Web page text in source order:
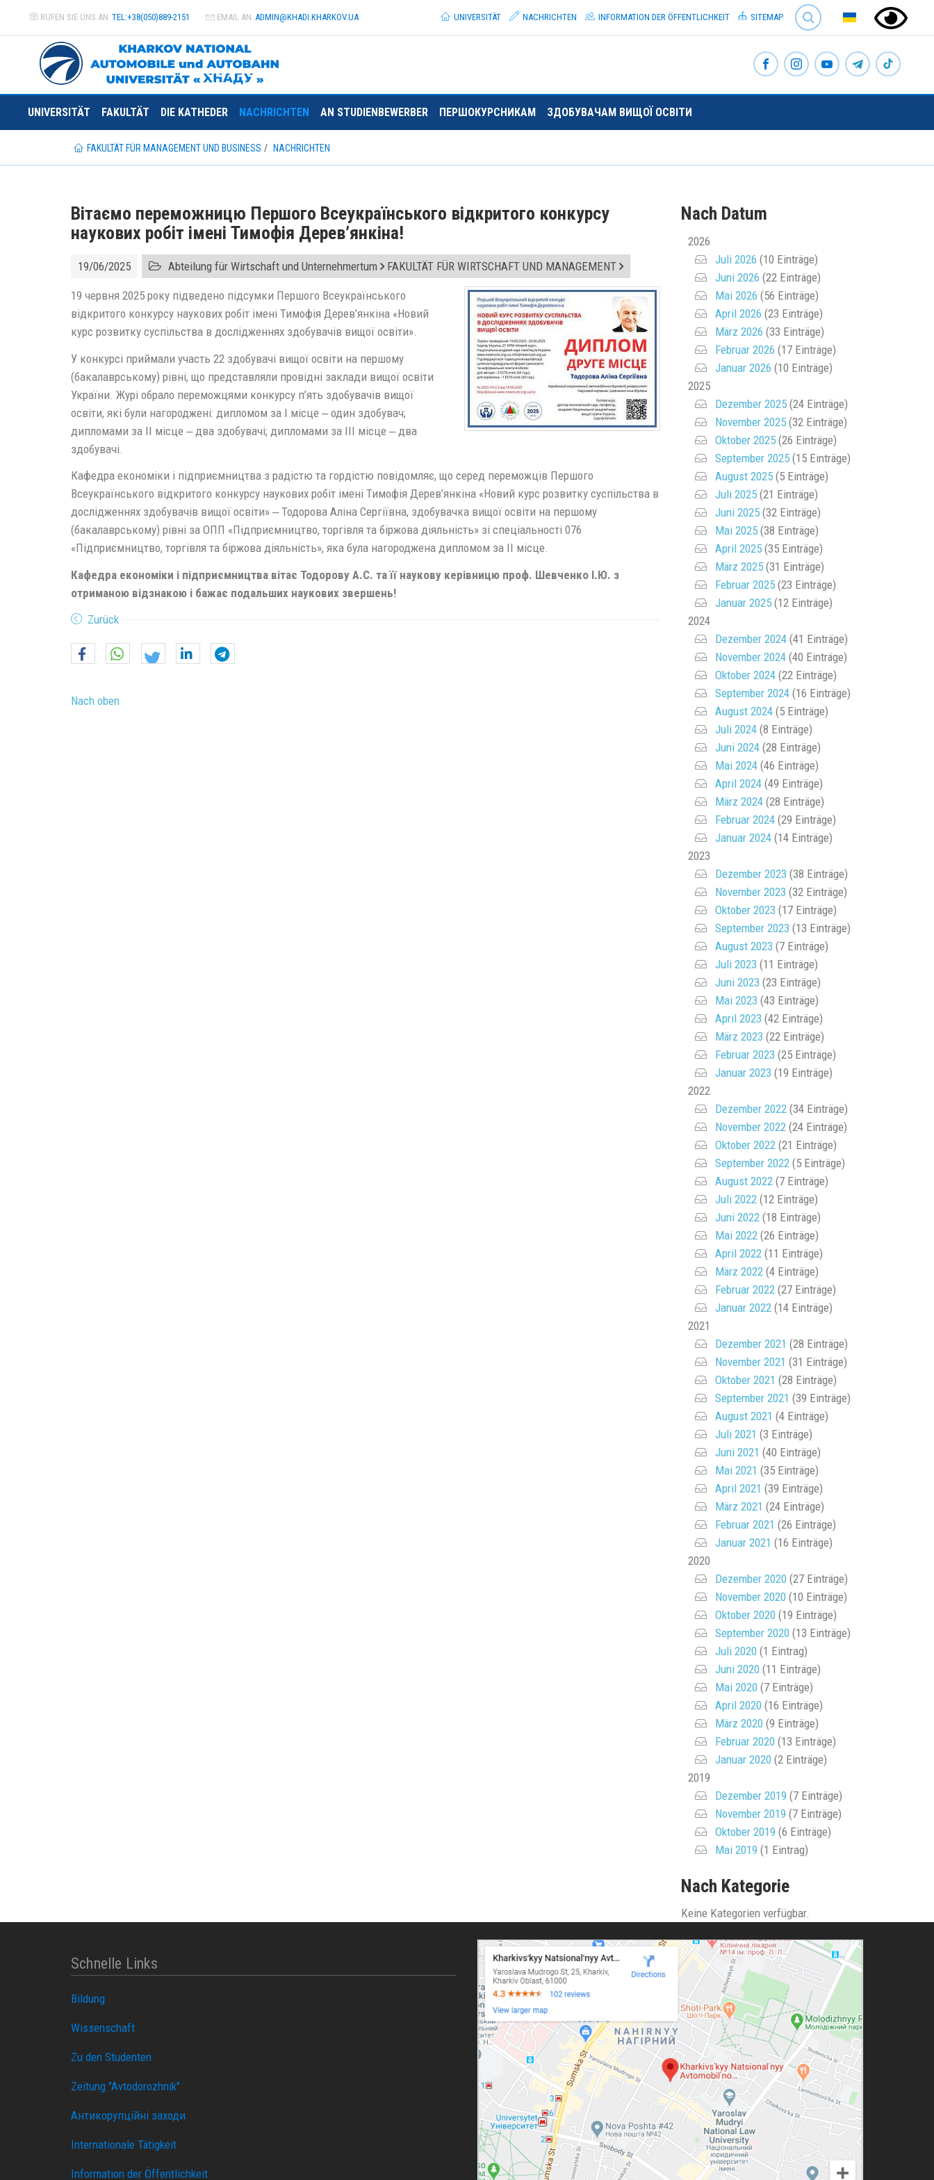
RUFEN SIE UNS AN TEL:+38(050)889-2151 EMAIL AN ADMIN@KHADI.KHARKOV.UA
SEARCH
UNIVERSITÄT
NACHRICHTEN INFORMATION DER ÖFFENTLICHKEIT SITEMAP
UNIVERSITÄT FAKULTÄT DIE KATHEDER NACHRICHTEN AN STUDIENBEWERBER ПЕРШОКУРСНИКАМ ЗДОБУВАЧАМ ВИЩОЇ ОСВІТИ
FAKULTÄT FÜR MANAGEMENT UND BUSINESS NACHRICHTEN
Вітаємо переможницю Першого Всеукраїнського відкритого конкурсу
наукових робіт імені Тимофія Дерев’янкіна!
19/06/2025 Abteilung für Wirtschaft und Unternehmertum FAKULTÄT FÜR WIRTSCHAFT UND MANAGEMENT
19 червня 2025 року підведено підсумки Першого Всеукраїнського
відкритого конкурсу наукових робіт імені Тимофія Дерев’янкіна «Новий
курс розвитку суспільства в дослідженнях здобувачів вищої освіти».
У конкурсі приймали участь 22 здобувачі вищої освіти на першому
(бакалаврському) рівні, що представляли провідні заклади вищої освіти
України. Журі обрало переможцями конкурсу п’ять здобувачів вищої
освіти, які були нагороджені: дипломом за І місце ‒ один здобувач;
дипломами за ІІ місце ‒ два здобувачі; дипломами за ІІІ місце ‒ два
здобувачі.
Кафедра економіки і підприємництва з радістю та гордістю повідомляє, що серед переможців Першого
Всеукраїнського відкритого конкурсу наукових робіт імені Тимофія Дерев’янкіна «Новий курс розвитку суспільства в
дослідженнях здобувачів вищої освіти» ‒ Тодорова Аліна Сергіївна, здобувачка вищої освіти на першому
(бакалаврському) рівні за ОПП «Підприємництво, торгівля та біржова діяльність» зі спеціальності 076
«Підприємництво, торгівля та біржова діяльність», яка була нагороджена дипломом за ІІ місце.
Кафедра економіки і підприємництва вітає Тодорову А.С. та її наукову керівницю проф. Шевченко І.Ю. з
отриманою відзнакою і бажає подальших наукових звершень!
Zurück
Nach oben
Nach Datum
2026
Juli 2026 (10 Einträge)
Juni 2026 (22 Einträge)
Mai 2026 (56 Einträge)
April 2026 (23 Einträge)
März 2026 (33 Einträge)
Februar 2026 (17 Einträge)
Januar 2026 (10 Einträge)
2025
Dezember 2025(24 Einträge)
November 2025(32 Einträge)
Oktober 2025(26 Einträge)
September 2025(15 Einträge)
August 2025(5 Einträge)
Juli 2025(21 Einträge)
Juni 2025(32 Einträge)
Mai 2025(38 Einträge)
April 2025(35 Einträge)
März 2025(31 Einträge)
Februar 2025(23 Einträge)
Januar 2025(12 Einträge)
2024
Dezember 2024(41 Einträge)
November 2024(40 Einträge)
Oktober 2024(22 Einträge)
September 2024(16 Einträge)
August 2024(5 Einträge)
Juli 2024(8 Einträge)
Juni 2024(28 Einträge)
Mai 2024(46 Einträge)
April 2024(49 Einträge)
März 2024(28 Einträge)
Februar 2024(29 Einträge)
Januar 2024(14 Einträge)
2023
Dezember 2023 (38 Einträge)
November 2023 (32 Einträge)
Oktober 2023 (17 Einträge)
September 2023 (13 Einträge)
August 2023 (7 Einträge)
Juli 2023 (11 Einträge)
Juni 2023 (23 Einträge)
Mai 2023 (43 Einträge)
April 2023 (42 Einträge)
März 2023 (22 Einträge)
Februar 2023 (25 Einträge)
Januar 2023 (19 Einträge)
2022
Dezember 2022(34 Einträge)
November 2022(24 Einträge)
Oktober 2022(21 Einträge)
September 2022(5 Einträge)
August 2022(7 Einträge)
Juli 2022(12 Einträge)
Juni 2022(18 Einträge)
Mai 2022(26 Einträge)
April 2022(11 Einträge)
März 2022(4 Einträge)
Februar 2022(27 Einträge)
Januar 2022(14 Einträge)
2021
Dezember 2021 (28 Einträge)
November 2021 (31 Einträge)
Oktober 2021 (28 Einträge)
September 2021 (39 Einträge)
August 2021 (4 Einträge)
Juli 2021 (3 Einträge)
Juni 2021 (40 Einträge)
Mai 2021 (35 Einträge)
April 2021 (39 Einträge)
März 2021 (24 Einträge)
Februar 2021 (26 Einträge)
Januar 2021 (16 Einträge)
2020
Dezember 2020(27 Einträge)
November 2020(10 Einträge)
Oktober 2020(19 Einträge)
September 2020(13 Einträge)
Juli 2020(1 Eintrag)
Juni 2020(11 Einträge)
Mai 2020(7 Einträge)
April 2020(16 Einträge)
März 2020(9 Einträge)
Februar 2020(13 Einträge)
Januar 2020(2 Einträge)
2019
Dezember 2019 (7 Einträge)
November 2019 (7 Einträge)
Oktober 2019 (6 Einträge)
Mai 2019 (1 Eintrag)
Nach Kategorie
Keine Kategorien verfügbar.
Schnelle Links
Bildung
Wissenschaft
Zu den Studenten
Zeitung "Avtodorozhnik"
Антикорупційні заходи
Internationale Tätigkeit
Information der Öffentlichkeit